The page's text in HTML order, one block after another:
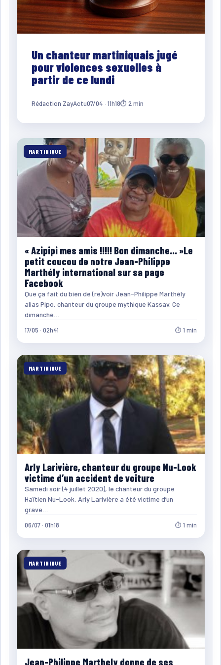
Un chanteur martiniquais jugé
pour violences sexuelles à
partir de ce lundi
Rédaction ZayActu07/04 · 11h18⏱ 2 min
MARTINIQUE
« Azipipi mes amis !!!!! Bon dimanche… »Le
petit coucou de notre Jean-Philippe
Marthély international sur sa page
Facebook
Que ça fait du bien de (re)voir Jean-Philippe Marthély
alias Pipo, chanteur du groupe mythique Kassav. Ce
dimanche…
17/05 · 02h41 ⏱ 1 min
MARTINIQUE
Arly Larivière, chanteur du groupe Nu-Look
victime d’un accident de voiture
Samedi soir (4 juillet 2020), le chanteur du groupe
Haïtien Nu-Look, Arly Larivière a été victime d’un
grave…
06/07 · 01h18 ⏱ 1 min
MARTINIQUE
Jean-Philippe Marthely donne de ses